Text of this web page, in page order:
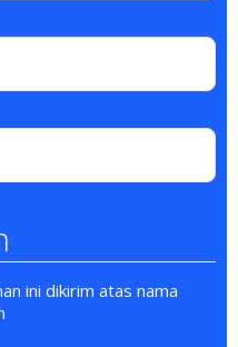
ini dikirim atas nama